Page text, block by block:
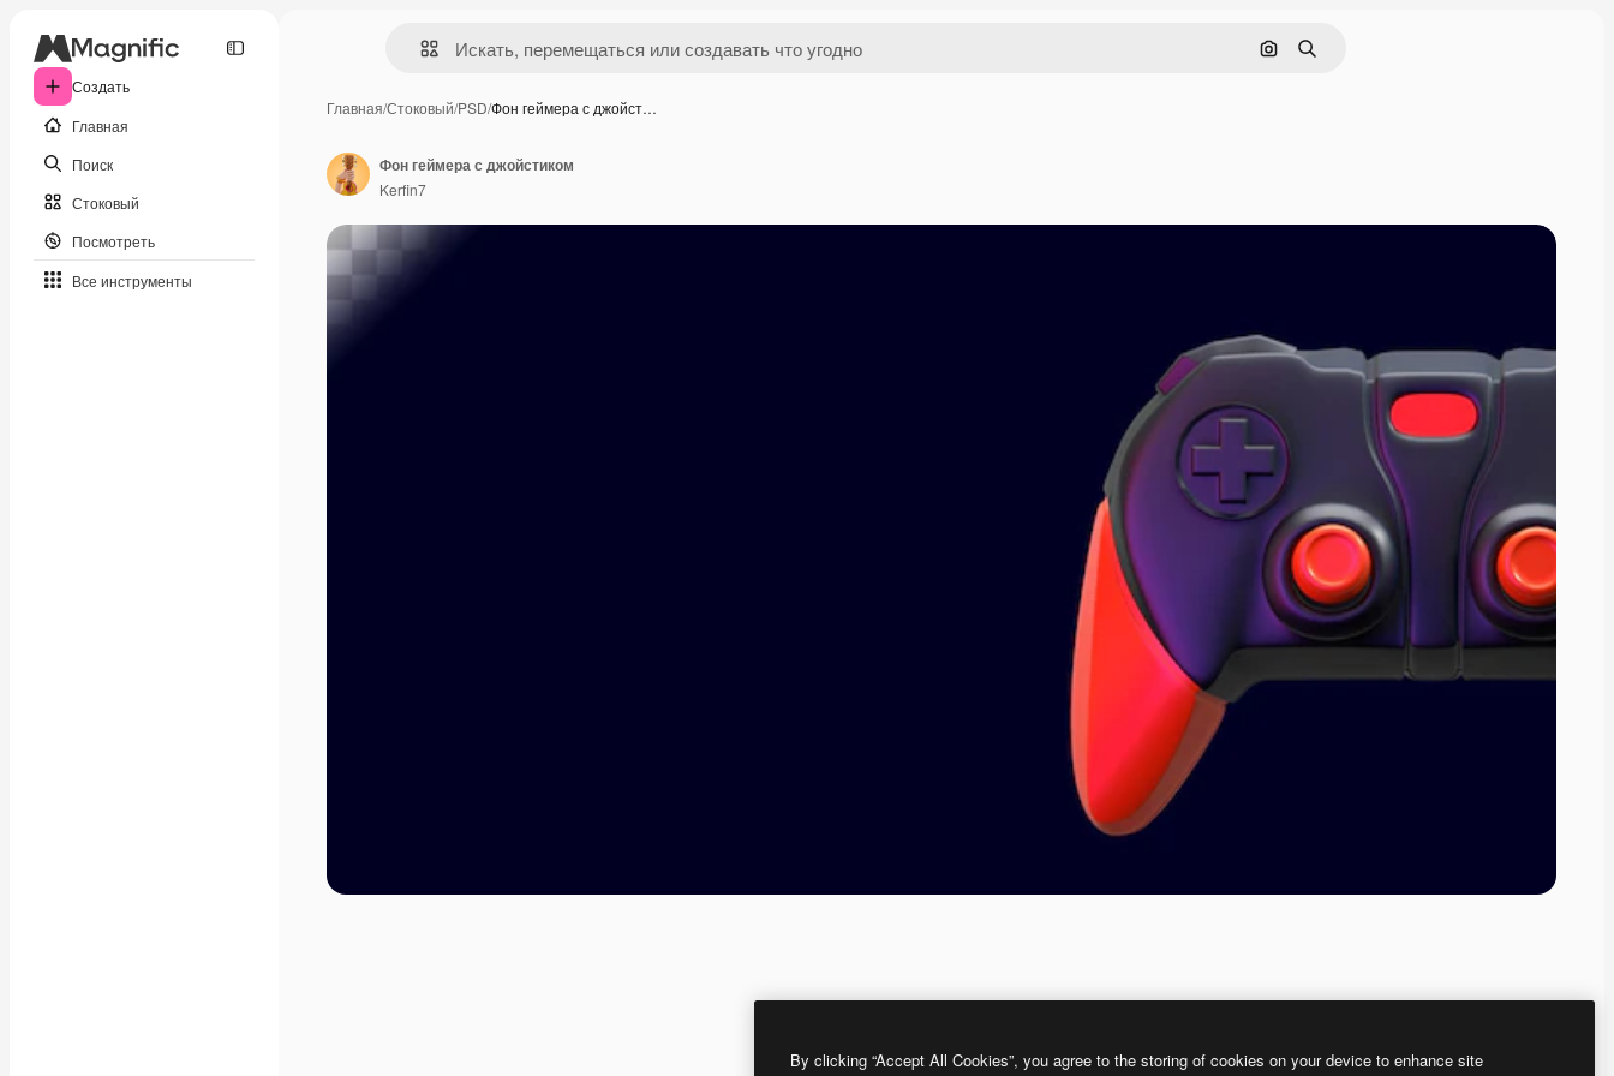
Создать
Главная
Поиск
Стоковый
Посмотреть
Все инструменты
Поиск по изображению
Поиск
Главная/Стоковый/PSD/Фон геймера с джойст…
Фон геймера с джойстиком
Kerfin7
By clicking “Accept All Cookies”, you agree to the storing of cookies on your device to enhance site